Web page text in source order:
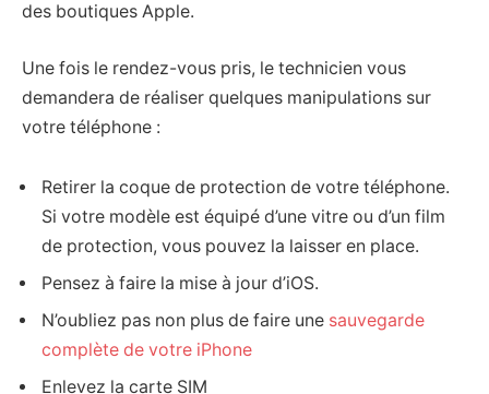
des boutiques Apple.
Une fois le rendez-vous pris, le technicien vous
demandera de réaliser quelques manipulations sur
votre téléphone :
Retirer la coque de protection de votre téléphone.
Si votre modèle est équipé d’une vitre ou d’un film
de protection, vous pouvez la laisser en place.
Pensez à faire la mise à jour d’iOS.
N’oubliez pas non plus de faire une sauvegarde
complète de votre iPhone
Enlevez la carte SIM